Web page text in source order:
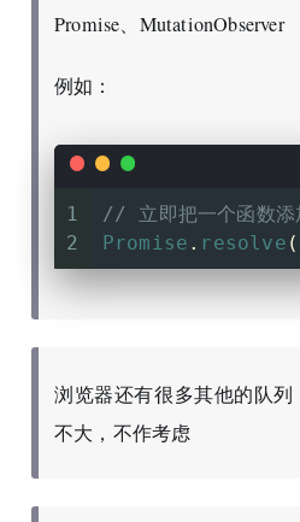
Promise、MutationObserver
例如：
1
2
// 立即把一个函数添
Promise . resolve
浏览器还有很多其他的队
不大，不作考虑